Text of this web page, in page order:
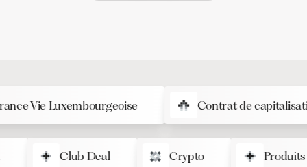
Vie Luxembourgeoise Contrat de capitalisation
Club Deal Crypto